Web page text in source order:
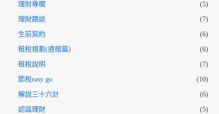
理財專欄 (5)
理財趣談 (7)
生前契約 (6)
租稅規劃(遺贈篇) (6)
租稅說明 (7)
節稅easy go (10)
解說三十六計 (6)
認識理財 (5)